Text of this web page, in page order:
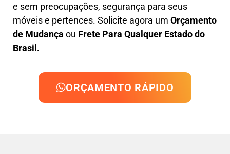
e sem preocupações, segurança para seus
móveis e pertences. Solicite agora um Orçamento
de Mudança ou Frete Para Qualquer Estado do
Brasil.
ORÇAMENTO RÁPIDO